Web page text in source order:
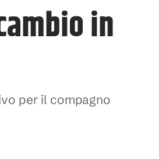
in
per il compagno